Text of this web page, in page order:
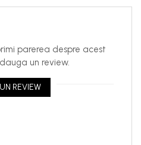
parerea despre acest
un review.
REVIEW